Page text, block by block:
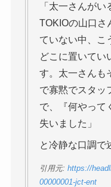
「太一さんがい
TOKIOの山口さ
ていない中、こ
どこに置いてい
す。太一さんも
で寡黙でスタッ
で、『何やって
失いました」
と冷静な口調で
引用元: https://
00000001-jct-ent